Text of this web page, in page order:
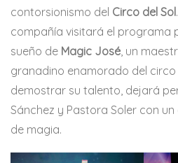
contorsionismo del Circo del Sol
compañía visitará el programa
sueño de Magic José , un
granadino enamorado del circo
demostrar su talento, dejará
Sánchez y Pastora Soler con
de magia.